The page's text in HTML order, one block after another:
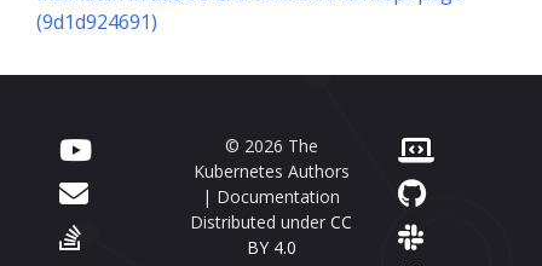
(9d1d924691)
© 2026 The
Kubernetes Authors
| Documentation
Distributed under CC
BY 4.0